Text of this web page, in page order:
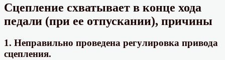
Сцепление схватывает в конце хода
педали (при ее отпускании), причины
1. Неправильно проведена регулировка привода
сцепления.